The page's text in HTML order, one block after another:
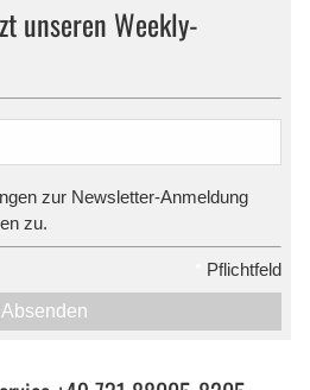
unseren Weekly-
zur Newsletter-Anmeldung
zu.
Pflichtfeld
Absenden